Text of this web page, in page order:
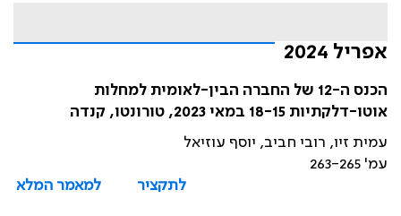
אפריל 2024
הכנס ה-12 של החברה הבין-לאומית למחלות
אוטו-דלקתיות 18-15 במאי 2023, טורונטו, קנדה
עמית זיו, רובי חביב, יוסף עוזיאל
עמ' 263-265
לתקציר
למאמר המלא